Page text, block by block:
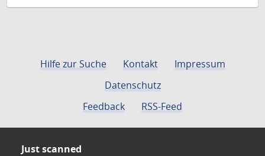
Hilfe zur Suche Kontakt
Impressum
Datenschutz
Feedback
RSS-Feed
Just scanned